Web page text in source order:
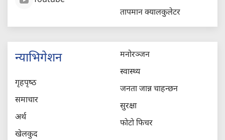
तापमान क्यालकुलेटर
न्याभिगेशन
गृहपृष्‍ठ
समाचार
अर्थ
खेलकुद
मनोरञ्जन
स्वास्थ्य
जनता जान्न चाहन्छन
सुरक्षा
फोटो फिचर